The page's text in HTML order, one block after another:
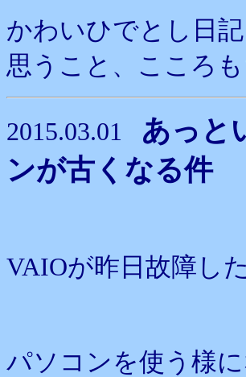
かわいひでとし日記
思うこと、こころ
2015.03.01 あっと
ンが古くなる件
VAIOが昨日故障した
パソコンを使う様